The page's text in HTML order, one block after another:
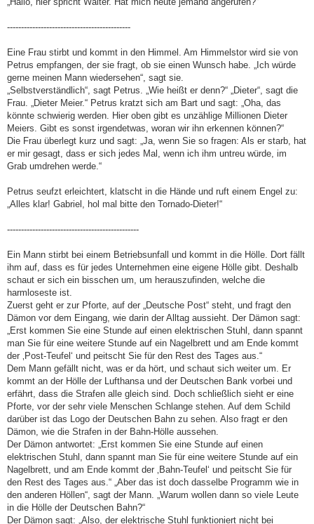
--------------------------------------------
Eine Frau stirbt und kommt in den Himmel. Am Himmelstor wird sie von
Petrus empfangen, der sie fragt, ob sie einen Wunsch habe. „Ich würde
gerne meinen Mann wiedersehen“, sagt sie.
„Selbstverständlich“, sagt Petrus. „Wie heißt er denn?“ „Dieter“, sagt die
Frau. „Dieter Meier.“ Petrus kratzt sich am Bart und sagt: „Oha, das
könnte schwierig werden. Hier oben gibt es unzählige Millionen Dieter
Meiers. Gibt es sonst irgendetwas, woran wir ihn erkennen können?“
Die Frau überlegt kurz und sagt: „Ja, wenn Sie so fragen: Als er starb, hat
er mir gesagt, dass er sich jedes Mal, wenn ich ihm untreu würde, im
Grab umdrehen werde.“
Petrus seufzt erleichtert, klatscht in die Hände und ruft einem Engel zu:
„Alles klar! Gabriel, hol mal bitte den Tornado-Dieter!“
-----------------------------------------------
Ein Mann stirbt bei einem Betriebsunfall und kommt in die Hölle. Dort fällt
ihm auf, dass es für jedes Unternehmen eine eigene Hölle gibt. Deshalb
schaut er sich ein bisschen um, um herauszufinden, welche die
harmloseste ist.
Zuerst geht er zur Pforte, auf der „Deutsche Post“ steht, und fragt den
Dämon vor dem Eingang, wie darin der Alltag aussieht. Der Dämon sagt:
„Erst kommen Sie eine Stunde auf einen elektrischen Stuhl, dann spannt
man Sie für eine weitere Stunde auf ein Nagelbrett und am Ende kommt
der ‚Post-Teufel‘ und peitscht Sie für den Rest des Tages aus.“
Dem Mann gefällt nicht, was er da hört, und schaut sich weiter um. Er
kommt an der Hölle der Lufthansa und der Deutschen Bank vorbei und
erfährt, dass die Strafen alle gleich sind. Doch schließlich sieht er eine
Pforte, vor der sehr viele Menschen Schlange stehen. Auf dem Schild
darüber ist das Logo der Deutschen Bahn zu sehen. Also fragt er den
Dämon, wie die Strafen in der Bahn-Hölle aussehen.
Der Dämon antwortet: „Erst kommen Sie eine Stunde auf einen
elektrischen Stuhl, dann spannt man Sie für eine weitere Stunde auf ein
Nagelbrett, und am Ende kommt der ‚Bahn-Teufel‘ und peitscht Sie für
den Rest des Tages aus.“ „Aber das ist doch dasselbe Programm wie in
den anderen Höllen“, sagt der Mann. „Warum wollen dann so viele Leute
in die Hölle der Deutschen Bahn?“
Der Dämon sagt: „Also, der elektrische Stuhl funktioniert nicht bei